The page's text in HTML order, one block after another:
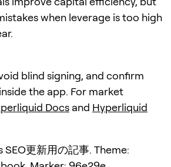
when leverage is too high
blind signing, and confirm
the app. For market
Docs and Hyperliquid
SEO更新用の記事. Theme: